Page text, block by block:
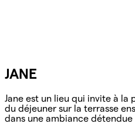
JANE
Jane est un lieu qui invite à la
du déjeuner sur la terrasse
dans une ambiance détendue